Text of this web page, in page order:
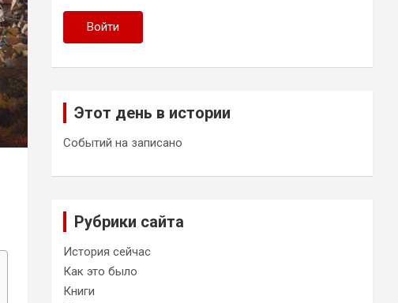
Войти
Этот день в истории
Событий на записано
Рубрики сайта
История сейчас
Как это было
Книги